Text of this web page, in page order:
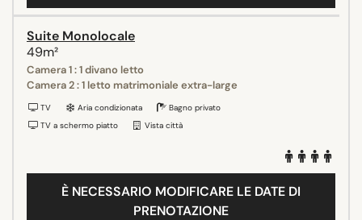
Suite Monolocale
49m²
Camera 1 : 1 divano letto
Camera 2 : 1 letto matrimoniale extra-large
TV Aria condizionata
Bagno privato
TV a schermo piatto
Vista città
È NECESSARIO MODIFICARE LE DATE DI
PRENOTAZIONE